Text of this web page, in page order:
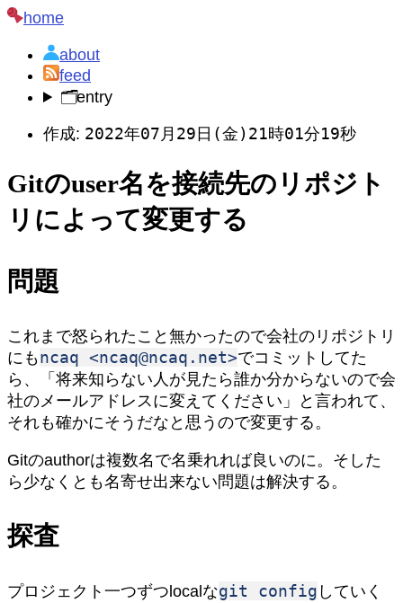
home
about
feed
🗂️entry
作成: 2022年07月29日(金)21時01分19秒
Gitのuser名を接続先のリポジト
リによって変更する
問題
これまで怒られたこと無かったので会社のリポジトリ
にもncaq <ncaq@ncaq.net>でコミットしてた
ら、「将来知らない人が見たら誰か分からないので会
社のメールアドレスに変えてください」と言われて、
それも確かにそうだなと思うので変更する。
Gitのauthorは複数名で名乗れれば良いのに。そした
ら少なくとも名寄せ出来ない問題は解決する。
探査
プロジェクト一つずつlocalなgit config していく